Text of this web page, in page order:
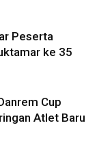
Peserta
ke 35
Cup
Atlet Baru